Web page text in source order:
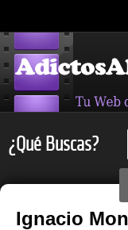
¿Qué Buscas?
Ignacio